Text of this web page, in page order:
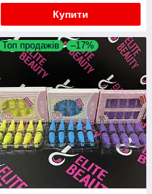
Купити
Топ продажів –17%